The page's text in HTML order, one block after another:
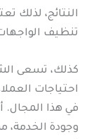
النتائج، لذلك
تنظيف
كذلك، تسعى
احتياجات
في هذا المجال.
وجودة الخدمة،